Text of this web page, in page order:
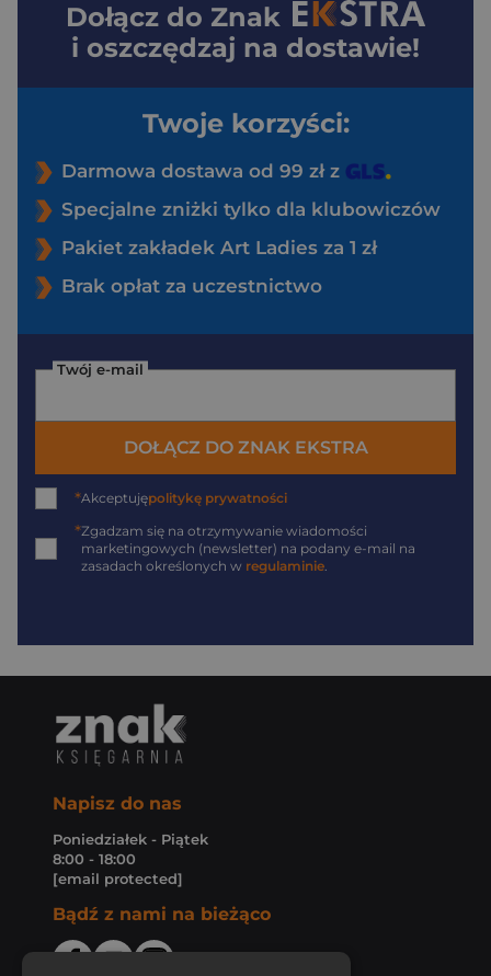
Dołącz do Znak
i oszczędzaj na dostawie!
Twoje korzyści:
Darmowa dostawa od 99 zł z
Specjalne zniżki tylko dla klubowiczów
Pakiet zakładek Art Ladies za 1 zł
Brak opłat za uczestnictwo
Twój e-mail
DOŁĄCZ DO ZNAK EKSTRA
*Akceptujępolitykę prywatności
*Zgadzam się na otrzymywanie wiadomości
marketingowych (newsletter) na podany e-mail na
zasadach określonych w regulaminie.
Napisz do nas
Poniedziałek - Piątek
8:00 - 18:00
[email protected]
Bądź z nami na bieżąco